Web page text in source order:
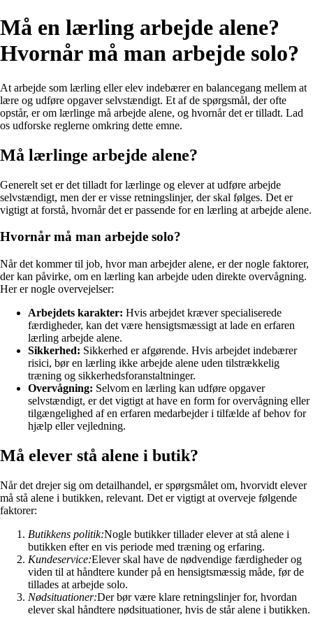
Må en lærling arbejde alene?
Hvornår må man arbejde solo?
At arbejde som lærling eller elev indebærer en balancegang mellem at
lære og udføre opgaver selvstændigt. Et af de spørgsmål, der ofte
opstår, er om lærlinge må arbejde alene, og hvornår det er tilladt. Lad
os udforske reglerne omkring dette emne.
Må lærlinge arbejde alene?
Generelt set er det tilladt for lærlinge og elever at udføre arbejde
selvstændigt, men der er visse retningslinjer, der skal følges. Det er
vigtigt at forstå, hvornår det er passende for en lærling at arbejde alene.
Hvornår må man arbejde solo?
Når det kommer til job, hvor man arbejder alene, er der nogle faktorer,
der kan påvirke, om en lærling kan arbejde uden direkte overvågning.
Her er nogle overvejelser:
Arbejdets karakter: Hvis arbejdet kræver specialiserede
færdigheder, kan det være hensigtsmæssigt at lade en erfaren
lærling arbejde alene.
Sikkerhed: Sikkerhed er afgørende. Hvis arbejdet indebærer
risici, bør en lærling ikke arbejde alene uden tilstrækkelig
træning og sikkerhedsforanstaltninger.
Overvågning: Selvom en lærling kan udføre opgaver
selvstændigt, er det vigtigt at have en form for overvågning eller
tilgængelighed af en erfaren medarbejder i tilfælde af behov for
hjælp eller vejledning.
Må elever stå alene i butik?
Når det drejer sig om detailhandel, er spørgsmålet om, hvorvidt elever
må stå alene i butikken, relevant. Det er vigtigt at overveje følgende
faktorer:
Butikkens politik:Nogle butikker tillader elever at stå alene i
butikken efter en vis periode med træning og erfaring.
Kundeservice:Elever skal have de nødvendige færdigheder og
viden til at håndtere kunder på en hensigtsmæssig måde, før de
tillades at arbejde solo.
Nødsituationer:Der bør være klare retningslinjer for, hvordan
elever skal håndtere nødsituationer, hvis de står alene i butikken.